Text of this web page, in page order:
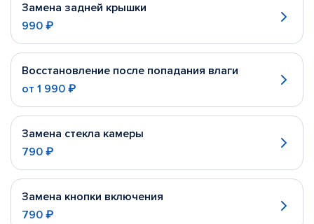
Замена задней крышки
990 ₽
Восстановление после попадания влаги
от 1 990 ₽
Замена стекла камеры
790 ₽
Замена кнопки включения
790 ₽